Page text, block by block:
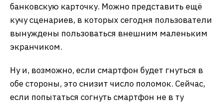
банковскую карточку. Можно представить ещё
кучу сценариев, в которых сегодня пользователи
вынуждены пользоваться внешним маленьким
экранчиком.
Ну и, возможно, если смартфон будет гнуться в
обе стороны, это снизит число поломок. Сейчас,
если попытаться согнуть смартфон не в ту